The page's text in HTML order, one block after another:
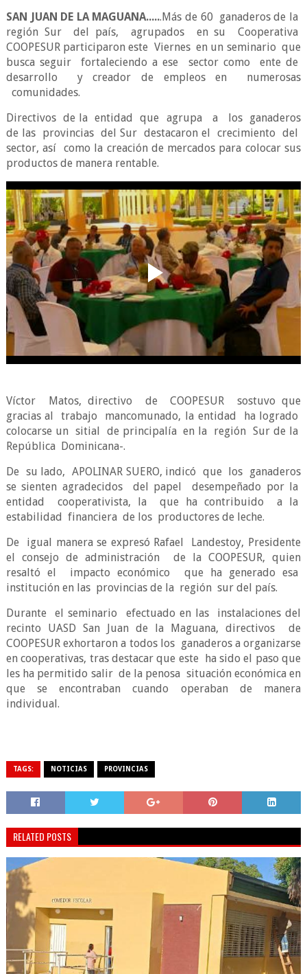
SAN JUAN DE LA MAGUANA......Más de 60 ganaderos de la
región Sur del país, agrupados en su Cooperativa
COOPESUR participaron este Viernes en un seminario que
busca seguir fortaleciendo a ese sector como ente de
desarrollo y creador de empleos en numerosas
comunidades.
Directivos de la entidad que agrupa a los ganaderos
de las provincias del Sur destacaron el crecimiento del
sector, así como la creación de mercados para colocar sus
productos de manera rentable.
Víctor
Matos, directivo de COOPESUR sostuvo que
gracias al trabajo mancomunado, la entidad ha logrado
colocarse un sitial de principalía en la región Sur de la
República Dominicana-.
De su lado, APOLINAR SUERO, indicó que los ganaderos
se sienten agradecidos del papel desempeñado por la
entidad cooperativista, la que ha contribuido a la
estabilidad financiera de los productores de leche.
De igual manera se expresó Rafael Landestoy, Presidente
el consejo de administración de la COOPESUR, quien
resaltó el impacto económico que ha generado esa
institución en las provincias de la región sur del país.
Durante
el seminario efectuado en las
instalaciones del
recinto UASD San Juan de la Maguana, directivos
de
COOPESUR exhortaron a todos los ganaderos a organizarse
en cooperativas, tras destacar que este ha sido el paso que
les ha permitido salir de la penosa situación económica en
que se encontraban cuando operaban de manera
individual.
TAGS: NOTICIAS PROVINCIAS
RELATED POSTS